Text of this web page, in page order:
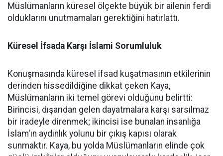
Müslümanların küresel ölçekte büyük bir ailenin ferdi
olduklarını unutmamaları gerektiğini hatırlattı.
Küresel İfsada Karşı İslami Sorumluluk
Konuşmasında küresel ifsad kuşatmasının etkilerinin
derinden hissedildiğine dikkat çeken Kaya,
Müslümanların iki temel görevi olduğunu belirtti:
Birincisi, dışarıdan gelen dayatmalara karşı sarsılmaz
bir iradeyle direnmek; ikincisi ise bunalan insanlığa
İslam'ın aydınlık yolunu bir çıkış kapısı olarak
sunmaktır. Kaya, bu yolda Müslümanların elinde çok